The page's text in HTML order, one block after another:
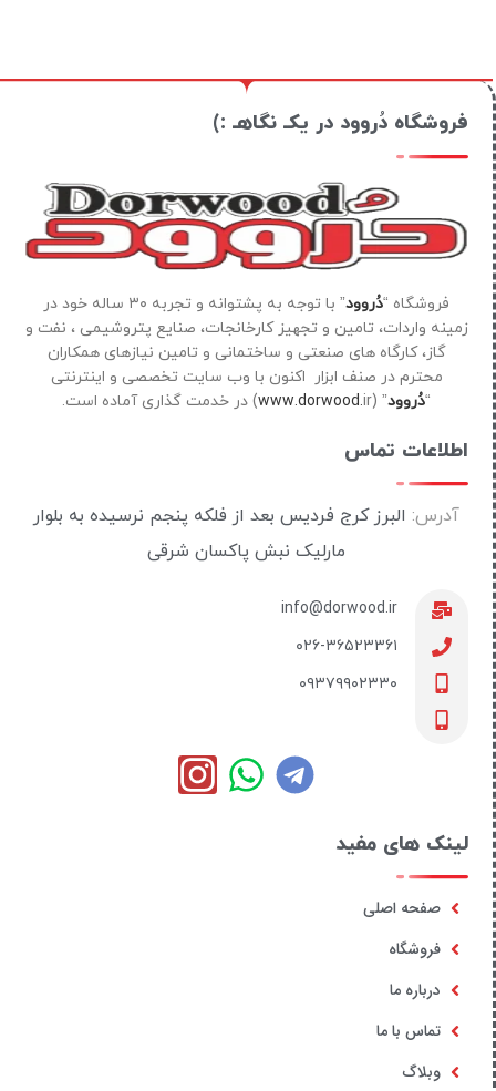
فروشگاه دُروود در یکـ نگاهـ :)
فروشگاه “دُروود
” با توجه به پشتوانه و تجربه ۳۰ ساله خود در
زمینه واردات، تامین و تجهیز کارخانجات، صنایع پتروشیمی ، نفت و
گاز، کارگاه های صنعتی و ساختمانی و تامین نیازهای همکاران
محترم در صنف ابزار اکنون با وب سایت تخصصی و اینترنتی
“دُروود” (
www.dorwood.ir) در خدمت گذاری آماده است.
اطلاعات تماس
آدرس: البرز کرج فردیس بعد از فلکه پنجم نرسیده به بلوار
مارلیک نبش پاکسان شرقی
info@dorwood.ir
۰۲۶-۳۶۵۲۳۳۶۱
۰۹۳۷۹۹۰۲۳۳۰
لینک های مفید
صفحه اصلی
فروشگاه
درباره ما
تماس با ما
وبلاگ